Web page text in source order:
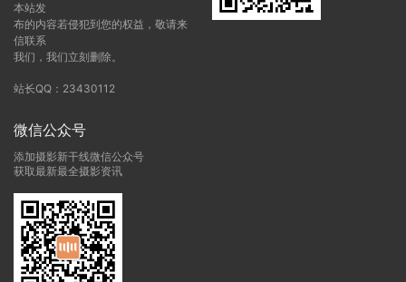
本站发
布的内容若侵犯到您的权益，敬请来
信联系
我们，我们立刻删除。
站长QQ：23430112
微信公众号
添加摄影新干线微信公众号
获取最新最全摄影资讯